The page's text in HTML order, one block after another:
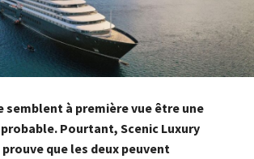
semblent à première vue être une
Pourtant, Scenic Luxury
que les deux peuvent